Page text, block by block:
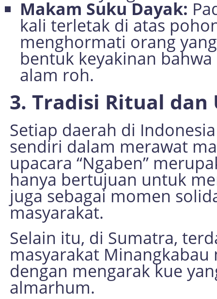
Makam Suku Dayak:
kali terletak di atas
menghormati orang
bentuk keyakinan
alam roh.
3. Tradisi Ritual dan
Setiap daerah di
sendiri dalam merawat
upacara “Ngaben”
hanya bertujuan untuk
juga sebagai momen
masyarakat.
Selain itu, di Sumatra,
masyarakat
dengan mengarak kue
almarhum.